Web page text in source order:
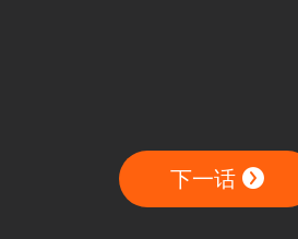
下一话